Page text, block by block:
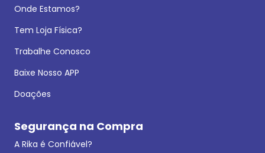
Onde Estamos?
Tem Loja Física?
Trabalhe Conosco
Baixe Nosso APP
Doações
Segurança na Compra
A Rika é Confiável?